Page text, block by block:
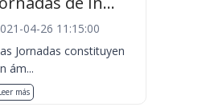
04-26 11:15:00
Jornadas constituyen
ám...
más